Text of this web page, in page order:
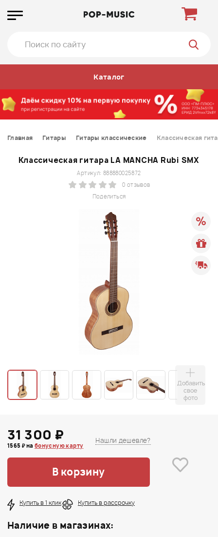
Каталог
Главная Гитары Гитары классические Классическая
Классическая гитара LA MANCHA Rubi SMX
Поделиться
Артикул: 888880025872
0 отзывов
Добавить
свое
фото
31 300 ₽
1565 ₽ на бонусную карту
Нашли дешевле?
В корзину
Купить в 1 клик Купить в рассрочку
Наличие в магазинах: